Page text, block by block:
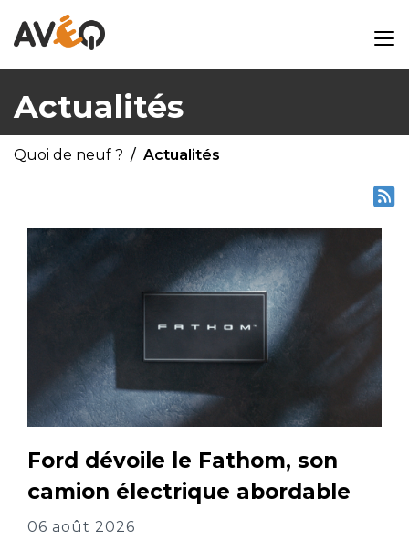
Actualités
Quoi de neuf ? Actualités
Ford dévoile le Fathom, son
camion électrique abordable
06 août 2026